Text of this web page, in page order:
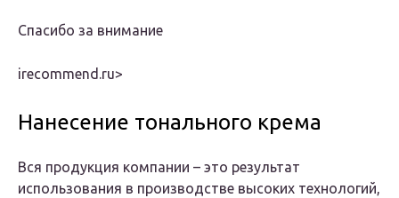
Спасибо за внимание
irecommend.ru‏>
Нанесение тонального крема
Вся продукция компании – это результат
использования в производстве высоких технологий,